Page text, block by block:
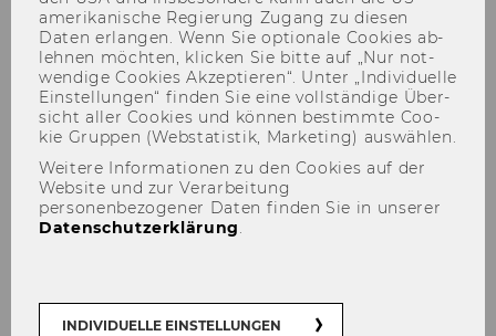
Der Lehrstuhl
amerikanische Re­gie­rung Zu­gang zu die­sen
Daten er­lan­gen. Wenn Sie op­tio­na­le Coo­kies ab­
leh­nen möch­ten, kli­cken Sie bitte auf „Nur not­
wen­di­ge Coo­kies Ak­zep­tie­ren“. Unter „In­di­vi­du­el­le
Ein­stel­lun­gen“ fin­den Sie eine voll­stän­di­ge Über­
sicht aller Coo­kies und kön­nen be­stimm­te Coo­
kie Grup­pen (Web­sta­tis­tik, Mar­ke­ting) aus­wäh­len.
Weitere Informationen zu den Cookies auf der
Website und zur Verarbeitung
personenbezogener Daten finden Sie in unserer
Datenschutzerklärung.
INDIVIDUELLE EINSTELLUNGEN